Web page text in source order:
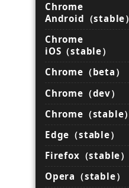
Chrome
Android（stable）
Chrome
iOS（stable）
Chrome（beta）
Chrome（dev）
Chrome（stable）
Edge（stable）
Firefox（stable）
Opera（stable）